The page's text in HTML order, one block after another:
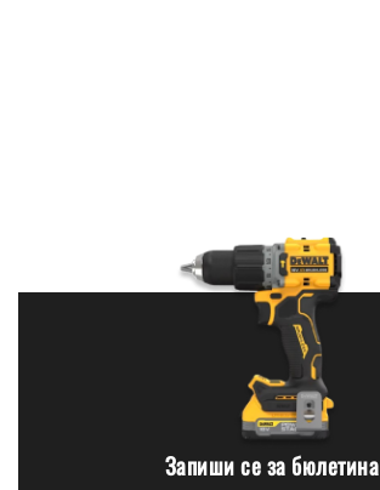
Запиши се за бюлетина